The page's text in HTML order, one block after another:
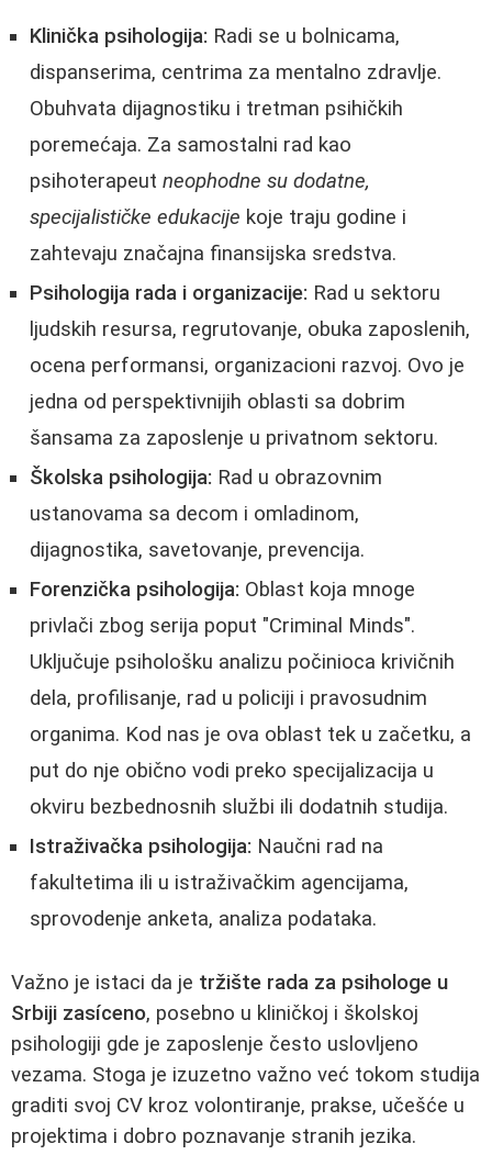
Klinička psihologija: Radi se u bolnicama,
dispanserima, centrima za mentalno zdravlje.
Obuhvata dijagnostiku i tretman psihičkih
poremećaja. Za samostalni rad kao
psihoterapeut neophodne su dodatne,
specijalističke edukacije koje traju godine i
zahtevaju značajna finansijska sredstva.
Psihologija rada i organizacije: Rad u sektoru
ljudskih resursa, regrutovanje, obuka zaposlenih,
ocena performansi, organizacioni razvoj. Ovo je
jedna od perspektivnijih oblasti sa dobrim
šansama za zaposlenje u privatnom sektoru.
Školska psihologija: Rad u obrazovnim
ustanovama sa decom i omladinom,
dijagnostika, savetovanje, prevencija.
Forenzička psihologija: Oblast koja mnoge
privlači zbog serija poput "Criminal Minds".
Uključuje psihološku analizu počinioca krivičnih
dela, profilisanje, rad u policiji i pravosudnim
organima. Kod nas je ova oblast tek u začetku, a
put do nje obično vodi preko specijalizacija u
okviru bezbednosnih službi ili dodatnih studija.
Istraživačka psihologija: Naučni rad na
fakultetima ili u istraživačkim agencijama,
sprovodenje anketa, analiza podataka.
Važno je istaci da je tržište rada za psihologe u
Srbiji zasíceno, posebno u kliničkoj i školskoj
psihologiji gde je zaposlenje često uslovljeno
vezama. Stoga je izuzetno važno već tokom studija
graditi svoj CV kroz volontiranje, prakse, učešće u
projektima i dobro poznavanje stranih jezika.